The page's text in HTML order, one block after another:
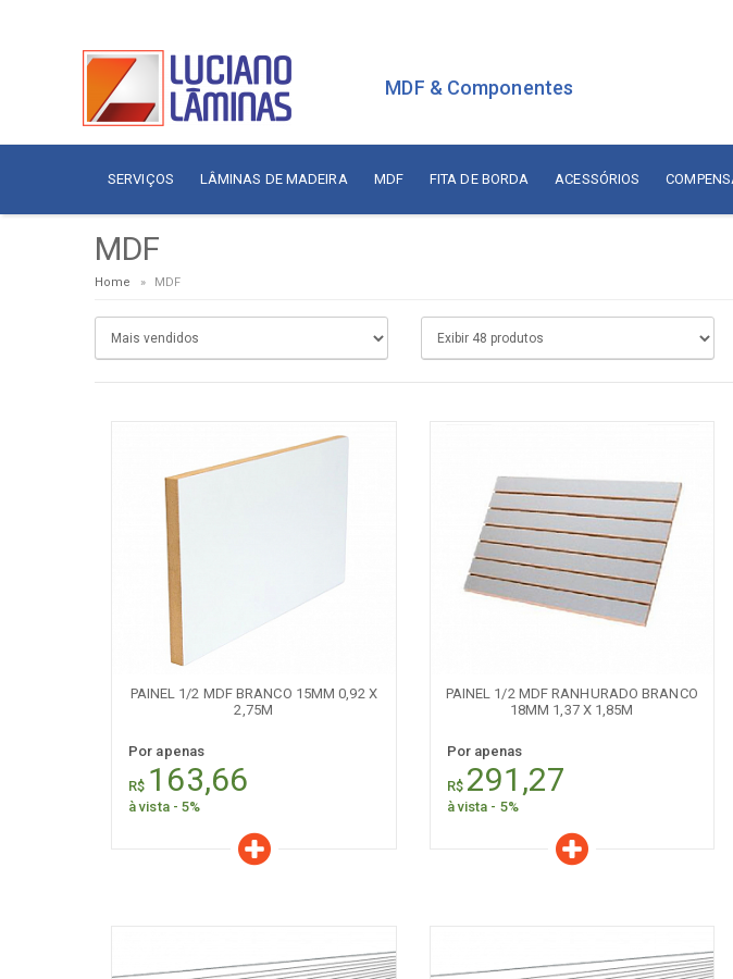
MDF & Componentes
SERVIÇOS LÂMINAS DE MADEIRA MDF FITA DE BORDA ACESSÓRIOS
Serviços
Branca
[+] Ver todos
Acessórios
[+] Ver todos
MDF
Home MDF
PAINEL 1/2 MDF BRANCO 15MM 0,92 X
2,75M
Por apenas
R$ 163,66
à vista - 5%
Características
PAINEL 1/2 MDF RANHURADO BRANCO
18MM 1,37 X 1,85M
Por apenas
R$ 291,27
à vista - 5%
Características
Quantidade: